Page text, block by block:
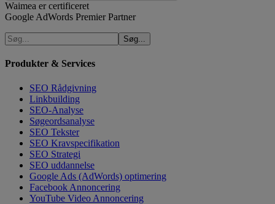
Waimea er certificeret
Google AdWords Premier Partner
Produkter & Services
SEO Rådgivning
Linkbuilding
SEO-Analyse
Søgeordsanalyse
SEO Tekster
SEO Kravspecifikation
SEO Strategi
SEO uddannelse
Google Ads (AdWords) optimering
Facebook Annoncering
YouTube Video Annoncering